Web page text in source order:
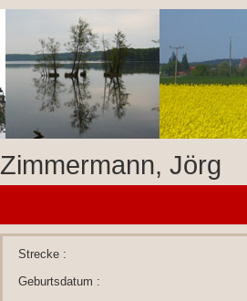
Zimmermann, Jörg
Strecke :
Geburtsdatum :